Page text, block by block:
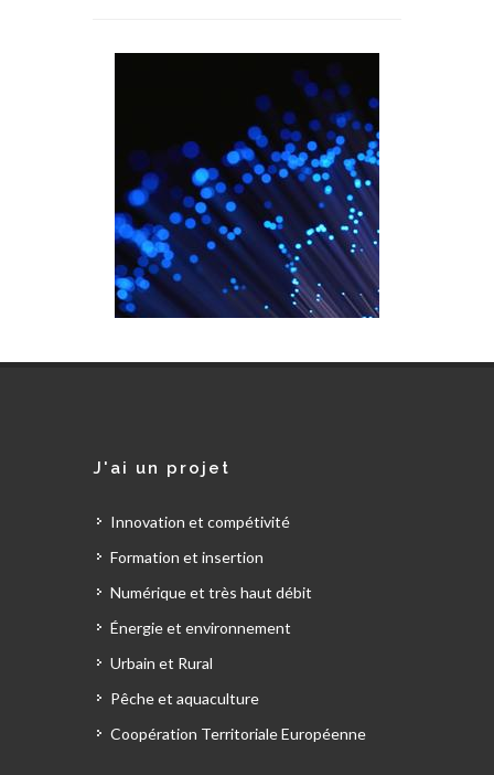
J'ai un projet
Innovation et compétivité
Formation et insertion
Numérique et très haut débit
Énergie et environnement
Urbain et Rural
Pêche et aquaculture
Coopération Territoriale Européenne